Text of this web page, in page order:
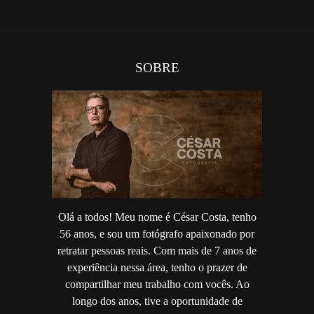
SOBRE
Olá a todos! Meu nome é César Costa, tenho
56 anos, e sou um fotógrafo apaixonado por
retratar pessoas reais. Com mais de 7 anos de
experiência nessa área, tenho o prazer de
compartilhar meu trabalho com vocês. Ao
longo dos anos, tive a oportunidade de